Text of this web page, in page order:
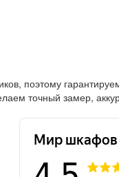
поэтому
точный замер,